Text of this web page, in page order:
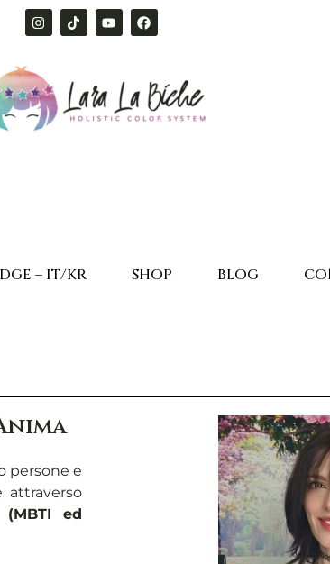
– IT/KR SHOP BLOG
persone e
attraverso
ed